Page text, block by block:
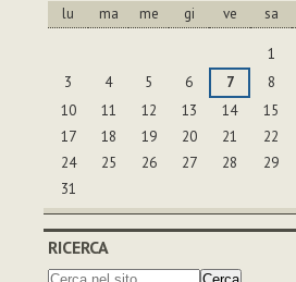
lu ma me gi ve sa
1
3
4 5 6 7 8
10
11 12 13 14 15
17
18 19 20 21 22
24
25 26 27 28 29
31
RICERCA